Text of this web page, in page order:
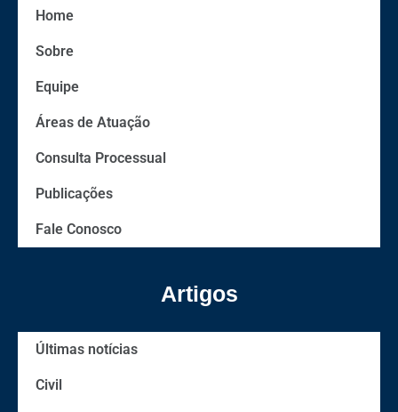
Home
Sobre
Equipe
Áreas de Atuação
Consulta Processual
Publicações
Fale Conosco
Artigos
Últimas notícias
Civil